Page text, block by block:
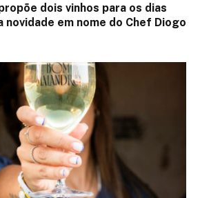
dois vinhos para os dias
novidade em nome do Chef Diogo